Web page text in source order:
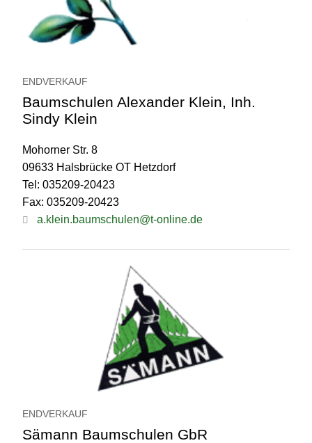
ENDVERKAUF
Baumschulen Alexander Klein, Inh.
Sindy Klein
Mohorner Str. 8
09633 Halsbrücke OT Hetzdorf
Tel: 035209-20423
Fax: 035209-20423
a.klein.baumschulen@t-online.de
ENDVERKAUF
Sämann Baumschulen GbR